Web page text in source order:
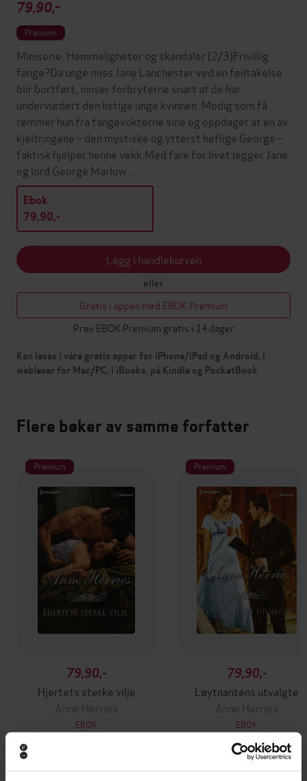
79,90,-
Premium
Miniserie: Hemmeligheter og skandaler (2/3)Frivillig
fange?Da unge miss Jane Lanchester ved en feiltakelse
blir bortført, innser forbryterne snart at de har
undervurdert den listige unge kvinnen. Modig som få
rømmer hun fra fangevokterne sine og oppdager at en av
kjeltringene – den mystiske og ytterst høflige George –
faktisk hjelper henne vekk.Med fare for livet legger Jane
og lord George Marlow…
Ebok
79,90,-
Legg i handlekurven
eller
Gratis i appen med EBOK Premium
Prøv EBOK Premium gratis i 14 dager
Kan leses i våre gratis apper for iPhone/iPad og Android, i
webleser for Mac/PC, i iBooks, på Kindle og PocketBook
Flere bøker av samme forfatter
Premium
79,90,-
Hjertets sterke vilje
Anne Herries
EBOK
Premium
79,90,-
Løytnantens utvalgte
Anne Herries
EBOK